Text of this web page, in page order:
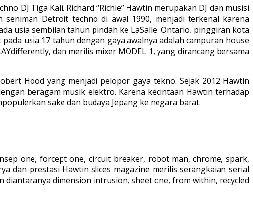
DJ Tiga Kali. Richard “Richie” Hawtin merupakan DJ dan musisi
Detroit techno di awal 1990, menjadi terkenal karena
usia sembilan tahun pindah ke LaSalle, Ontario, pinggiran kota
usia 17 tahun dengan gaya awalnya adalah campuran house
dan merilis mixer MODEL 1, yang dirancang bersama
Hood yang menjadi pelopor gaya tekno. Sejak 2012 Hawtin
beragam musik elektro. Karena kecintaan Hawtin terhadap
sake dan budaya Jepang ke negara barat.
one, forcept one, circuit breaker, robot man, chrome, spark,
dan prestasi Hawtin slices magazine merilis serangkaian serial
dimension intrusion, sheet one, from within, recycled